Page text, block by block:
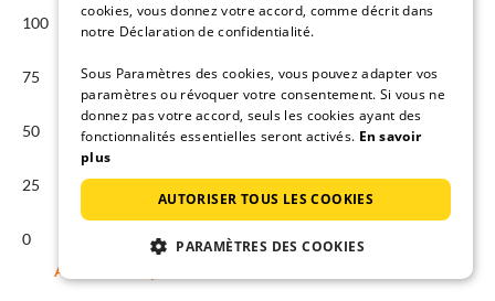
100
75
50
25
0
Août
cookies, vous donnez votre accord, comme décrit dans
notre Déclaration de confidentialité.
Sous Paramètres des cookies, vous pouvez adapter vos
paramètres ou révoquer votre consentement. Si vous ne
donnez pas votre accord, seuls les cookies ayant des
fonctionnalités essentielles seront activés. En savoir
plus
AUTORISER TOUS LES COOKIES
PARAMÈTRES DES COOKIES